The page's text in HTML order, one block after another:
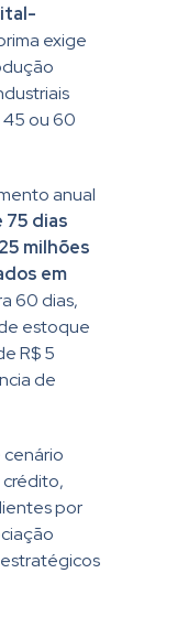
exige
45 ou 60
anual
75 dias
milhões
em
60 dias,
estoque
R$ 5
de
por